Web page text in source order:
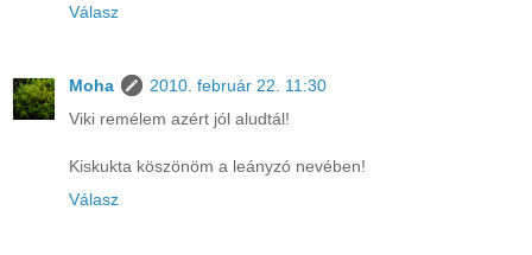
Válasz
Moha
2010. február 22. 11:30
Viki remélem azért jól aludtál!
Kiskukta köszönöm a leányzó nevében!
Válasz